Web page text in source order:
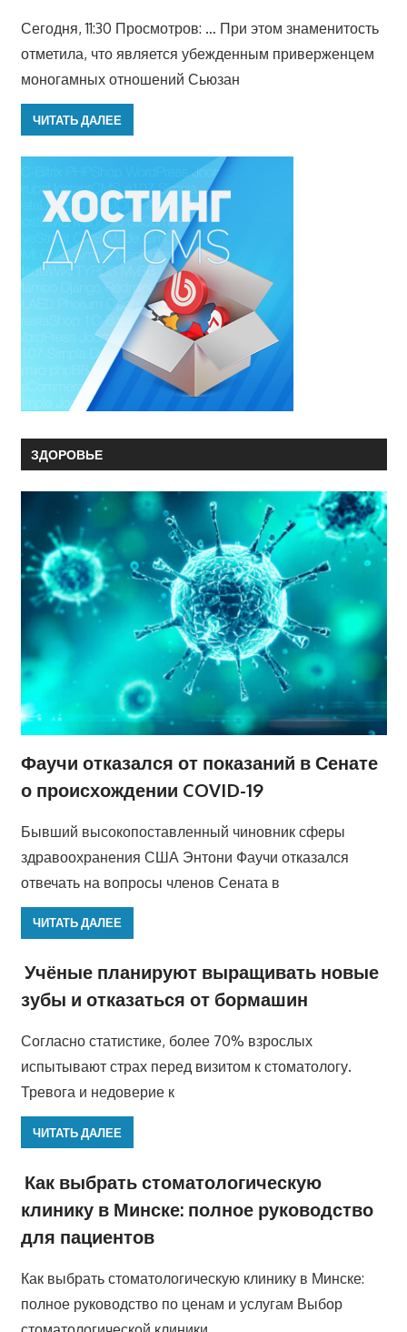
Сегодня, 11:30 Просмотров: … При этом знаменитость
отметила, что является убежденным приверженцем
моногамных отношений Сьюзан
ЧИТАТЬ ДАЛЕЕ
ЗДОРОВЬЕ
Фаучи отказался от показаний в Сенате
о происхождении COVID-19
Бывший высокопоставленный чиновник сферы
здравоохранения США Энтони Фаучи отказался
отвечать на вопросы членов Сената в
ЧИТАТЬ ДАЛЕЕ
Учёные планируют выращивать новые
зубы и отказаться от бормашин
Согласно статистике, более 70% взрослых
испытывают страх перед визитом к стоматологу.
Тревога и недоверие к
ЧИТАТЬ ДАЛЕЕ
Как выбрать стоматологическую
клинику в Минске: полное руководство
для пациентов
Как выбрать стоматологическую клинику в Минске:
полное руководство по ценам и услугам Выбор